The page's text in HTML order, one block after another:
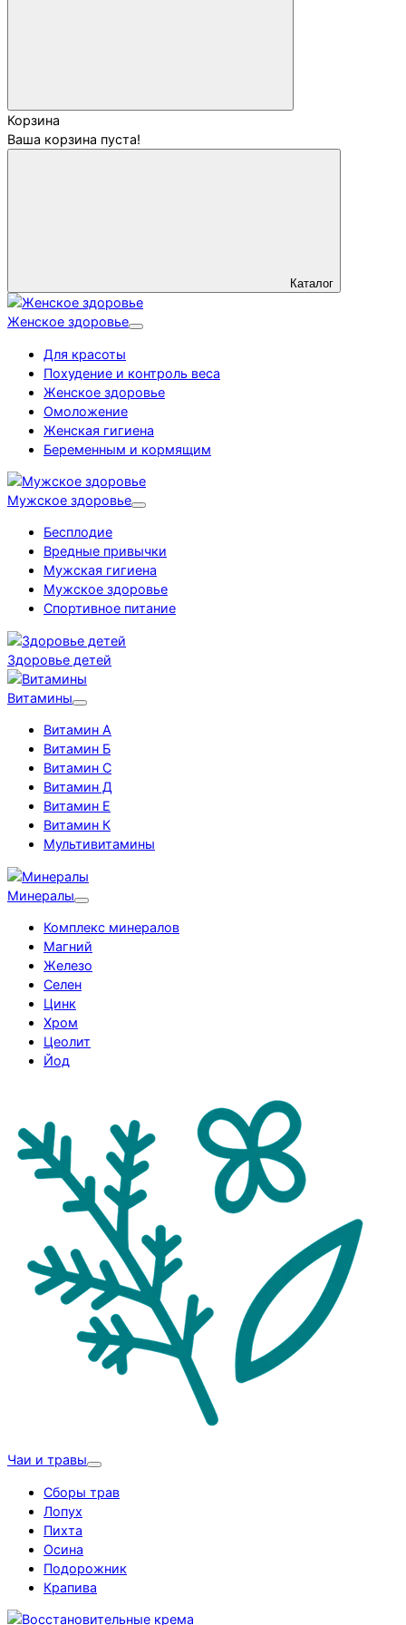
Корзина
Ваша корзина пуста!
Каталог
Женское здоровье
Для красоты
Похудение и контроль веса
Женское здоровье
Омоложение
Женская гигиена
Беременным и кормящим
Мужское здоровье
Бесплодие
Вредные привычки
Мужская гигиена
Мужское здоровье
Спортивное питание
Здоровье детей
Витамины
Витамин А
Витамин Б
Витамин С
Витамин Д
Витамин Е
Витамин К
Мультивитамины
Минералы
Комплекс минералов
Магний
Железо
Селен
Цинк
Хром
Цеолит
Йод
Чаи и травы
Сборы трав
Лопух
Пихта
Осина
Подорожник
Крапива